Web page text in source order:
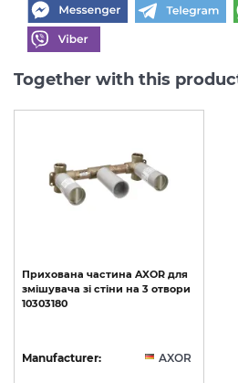
Together with this
Прихована частина AXOR для
змішувача зі стіни на 3 отвори
10303180
Manufacturer: AXOR